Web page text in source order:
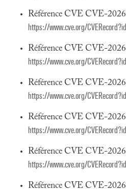
Référence CVE CVE-
https://www.cve.org/
Référence CVE CVE-
https://www.cve.org/
Référence CVE CVE-
https://www.cve.org/
Référence CVE CVE-
https://www.cve.org/
Référence CVE CVE-
https://www.cve.org/
Référence CVE CVE-